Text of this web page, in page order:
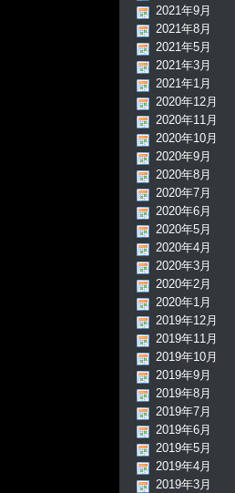
2021年9月
2021年8月
2021年5月
2021年3月
2021年1月
2020年12月
2020年11月
2020年10月
2020年9月
2020年8月
2020年7月
2020年6月
2020年5月
2020年4月
2020年3月
2020年2月
2020年1月
2019年12月
2019年11月
2019年10月
2019年9月
2019年8月
2019年7月
2019年6月
2019年5月
2019年4月
2019年3月